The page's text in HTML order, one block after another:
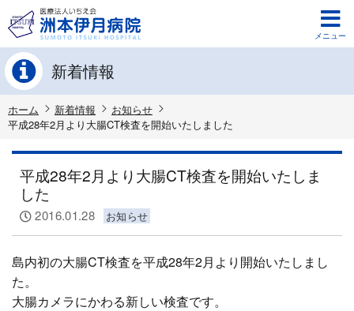
メニュー
新着情報
ホーム 新着情報
お知らせ
平成28年2月より大腸CT検査を開始いたしました
平成28年2月より大腸CT検査を開始いたしま
した
2016.01.28 お知らせ
島内初の大腸CT検査を平成28年2月より開始いたしまし
た。
大腸カメラにかわる新しい検査です。